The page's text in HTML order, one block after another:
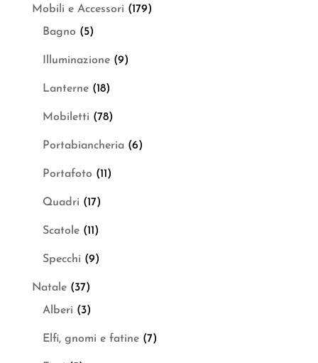
Mobili e Accessori (179)
Bagno (5)
Illuminazione (9)
Lanterne (18)
Mobiletti (78)
Portabiancheria (6)
Portafoto (11)
Quadri (17)
Scatole (11)
Specchi (9)
Natale (37)
Alberi (3)
Elfi, gnomi e fatine (7)